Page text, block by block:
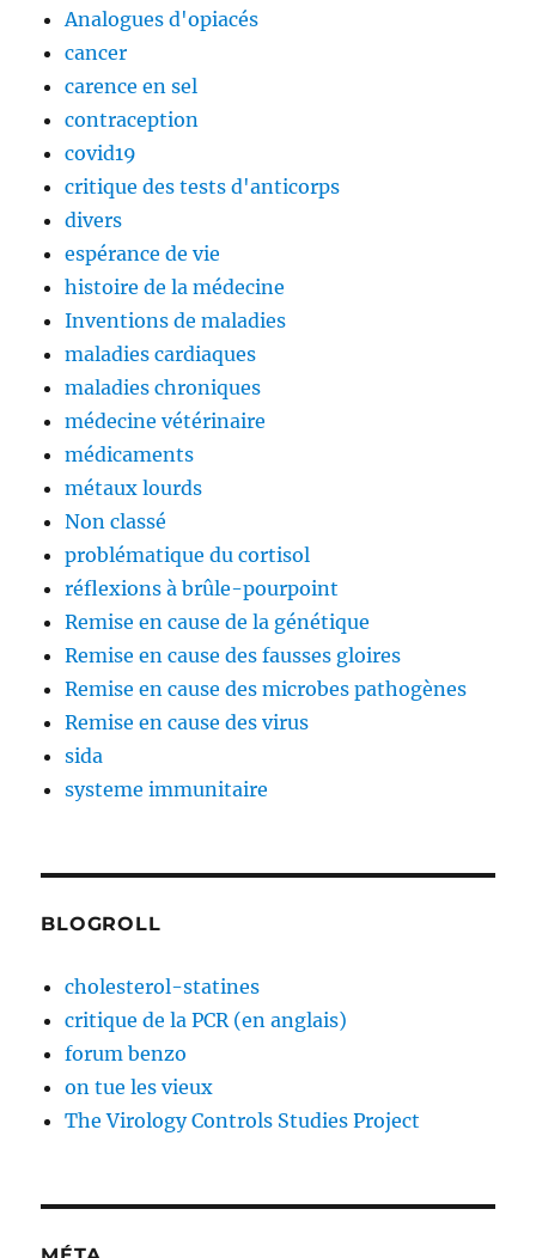
Analogues d'opiacés
cancer
carence en sel
contraception
covid19
critique des tests d'anticorps
divers
espérance de vie
histoire de la médecine
Inventions de maladies
maladies cardiaques
maladies chroniques
médecine vétérinaire
médicaments
métaux lourds
Non classé
problématique du cortisol
réflexions à brûle-pourpoint
Remise en cause de la génétique
Remise en cause des fausses gloires
Remise en cause des microbes pathogènes
Remise en cause des virus
sida
systeme immunitaire
BLOGROLL
cholesterol-statines
critique de la PCR (en anglais)
forum benzo
on tue les vieux
The Virology Controls Studies Project